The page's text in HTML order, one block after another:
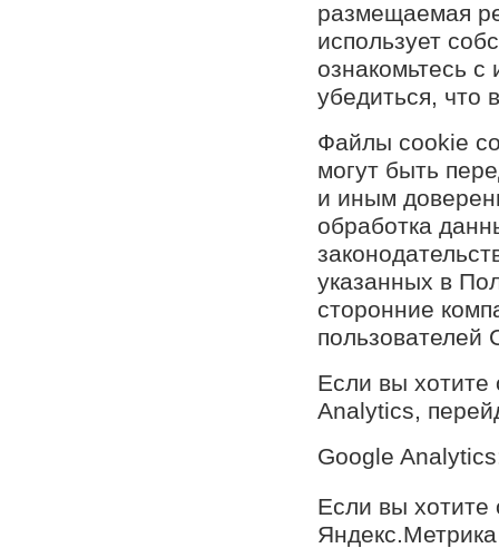
размещаемая
использует
ознакомьтесь
убедиться, что
Файлы cookie
могут быть
и иным
обработка
указанных в
сторонние
пользователей
Если вы хотите
Analytics,
Google
Если вы хотите